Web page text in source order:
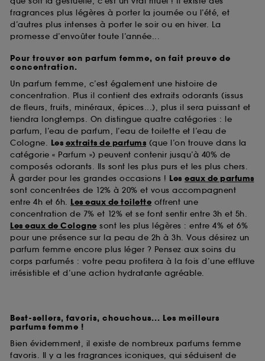
fragrances plus légères à porter la journée ou l’été, et
d’autres plus intenses à porter le soir ou en hiver. La
promesse d’envoûter toute l’année...
Pour trouver son parfum femme, on fait preuve de
concentration.
Un parfum femme, c’est également une histoire de
concentration. Plus il contient des extraits odorants (issus
de fleurs, fruits, minéraux, épices...), plus il sera puissant et
tiendra longtemps. On distingue quatre catégories : le
parfum, l’eau de parfum, l’eau de toilette et l’eau de
Cologne. Les extraits de parfums (que l’on trouve dans la
catégorie « Parfum ») peuvent contenir jusqu’à 40% de
composés odorants. Ils sont les plus purs et les plus chers.
À garder pour les grandes occasions ! Les eaux de parfums
sont concentrées de 12% à 20% et vous accompagnent
entre 4h et 6h. Les eaux de toilette offrent une
concentration de 7% et 12% et se font sentir entre 3h et 5h.
Les eaux de Cologne sont les plus légères : entre 4% et 6%
pour une présence sur la peau de 2h à 3h. Vous désirez un
parfum femme encore plus léger ? Pensez aux soins du
corps parfumés : votre peau profitera à la fois d’une effluve
irrésistible et d’une action hydratante agréable.
Best-sellers, favoris, chouchous... Les meilleurs
parfums femme !
Bien évidemment, il existe de nombreux parfums femme
favoris. Il y a les fragrances iconiques, qui séduisent de